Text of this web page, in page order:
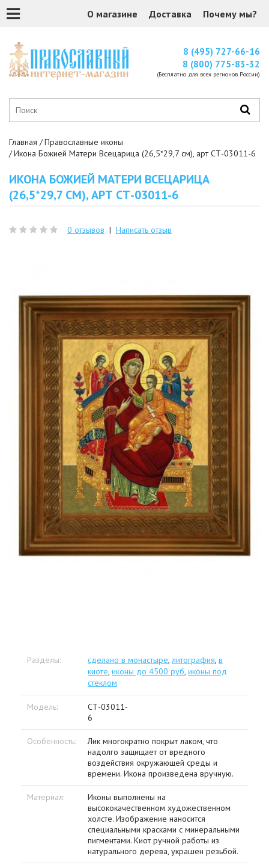
О магазине Доставка Почему мы?
8 (495) 727-66-16
8 (800) 775-83-32
(Бесплатно для всех регионов России)
Главная
Православные иконы
Икона Божией Матери Всецарица (26,5*29,7 см), арт СТ-03011-6
ИКОНА БОЖИЕЙ МАТЕРИ ВСЕЦАРИЦА
(26,5*29,7 СМ), АРТ СТ-03011-6
0 отзывов | Написать отзыв
Разделы: сделано в монастыре, литография, в
киоте, иконы до 4500 руб, иконы под
стеклом
Модель:
СТ-03011-
6
Особенность:
Лик многократно покрыт лаком, что
надолго защищает от вредного
воздействия окружающей среды и
времени. Икона произведена вручную.
Материал:
Иконы выполнены на
высококачественном художественном
холсте. Изображение наносится
специальными красками с минеральными
пигментами. Киот ручной работы из
натурального дерева, украшен резьбой.